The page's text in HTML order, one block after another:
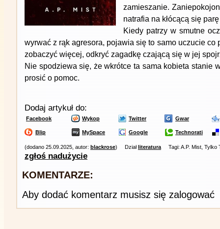
zamieszanie.
natrafia na kłócącą się
Kiedy patrzy w smutne
wyrwać z rąk agresora, pojawia się to samo uczucie co
zobaczyć więcej, odkryć zagadkę czającą się w jej
Nie spodziewa się, że wkrótce ta sama kobieta stanie
prosić o pomoc.
Dodaj artykuł do:
Facebook Wykop Twitter Gwar
Blip MySpace Google Technorati
(dodano 25.09.2025, autor: blackrose) Działliteratura Tagi: A.P. Mist, Tylko
zgłoś nadużycie
KOMENTARZE:
Aby dodać komentarz musisz się zalogować